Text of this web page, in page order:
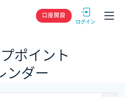
GMOクリック
口座開設
ポイント
ンダー